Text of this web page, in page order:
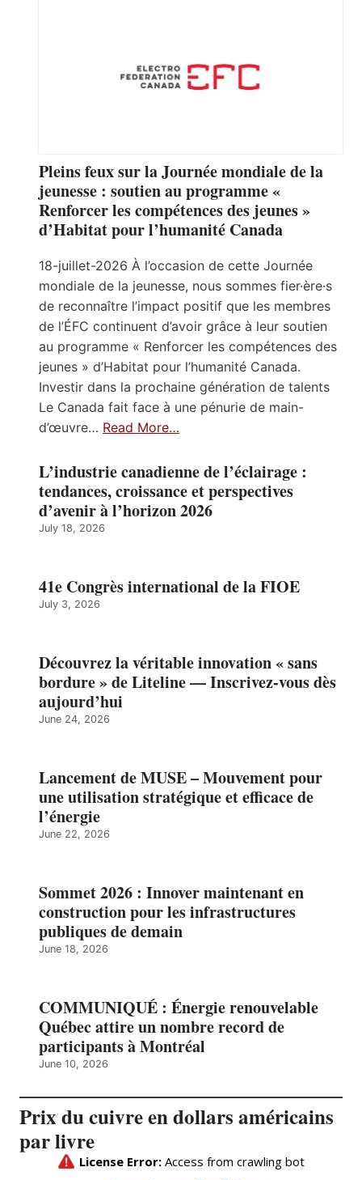
Pleins feux sur la Journée mondiale de la
jeunesse : soutien au programme «
Renforcer les compétences des jeunes »
d’Habitat pour l’humanité Canada
18-juillet-2026 À l’occasion de cette Journée
mondiale de la jeunesse, nous sommes fier·ère·s
de reconnaître l’impact positif que les membres
de l’ÉFC continuent d’avoir grâce à leur soutien
au programme « Renforcer les compétences des
jeunes » d’Habitat pour l’humanité Canada.
Investir dans la prochaine génération de talents
Le Canada fait face à une pénurie de main-
d’œuvre… Read More…
L’industrie canadienne de l’éclairage :
tendances, croissance et perspectives
d’avenir à l’horizon 2026
July 18, 2026
41e Congrès international de la FIOE
July 3, 2026
Découvrez la véritable innovation « sans
bordure » de Liteline — Inscrivez-vous dès
aujourd’hui
June 24, 2026
Lancement de MUSE – Mouvement pour
une utilisation stratégique et efficace de
l’énergie
June 22, 2026
Sommet 2026 : Innover maintenant en
construction pour les infrastructures
publiques de demain
June 18, 2026
COMMUNIQUÉ : Énergie renouvelable
Québec attire un nombre record de
participants à Montréal
June 10, 2026
Prix du cuivre en dollars américains
par livre